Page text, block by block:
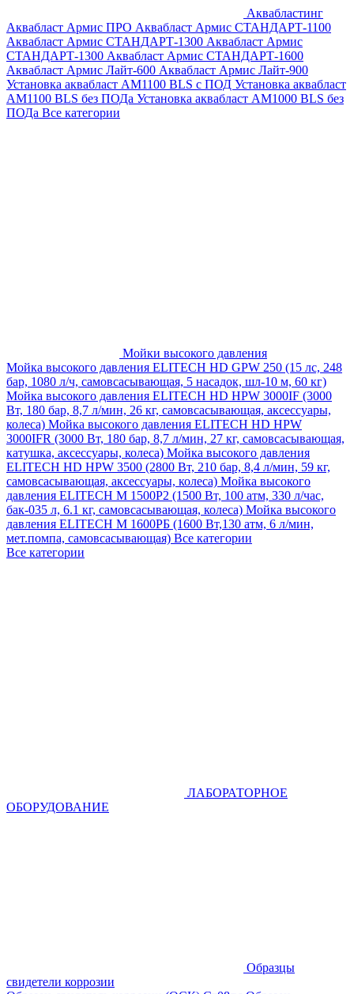
Аквабластинг
Аквабласт Армис ПРО Аквабласт Армис СТАНДАРТ-1100
Аквабласт Армис СТАНДАРТ-1300 Аквабласт Армис
СТАНДАРТ-1300 Аквабласт Армис СТАНДАРТ-1600
Аквабласт Армис Лайт-600 Аквабласт Армис Лайт-900
Установка аквабласт AM1100 BLS с ПОД Установка аквабласт
AM1100 BLS без ПОДа Установка аквабласт AM1000 BLS без
ПОДа Все категории
Мойки высокого давления
Мойка высокого давления ELITECH HD GPW 250 (15 лс, 248
бар, 1080 л/ч, самовсасывающая, 5 насадок, шл-10 м, 60 кг)
Мойка высокого давления ELITECH HD HPW 3000IF (3000
Вт, 180 бар, 8,7 л/мин, 26 кг, самовсасывающая, аксессуары,
колеса) Мойка высокого давления ELITECH HD HPW
3000IFR (3000 Вт, 180 бар, 8,7 л/мин, 27 кг, самовсасывающая,
катушка, аксессуары, колеса) Мойка высокого давления
ELITECH HD HPW 3500 (2800 Вт, 210 бар, 8,4 л/мин, 59 кг,
самовсасывающая, аксессуары, колеса) Мойка высокого
давления ELITECH M 1500P2 (1500 Вт, 100 атм, 330 л/час,
бак-035 л, 6.1 кг, самовсасывающая, колеса) Мойка высокого
давления ELITECH М 1600РБ (1600 Вт,130 атм, 6 л/мин,
мет.помпа, самовсасывающая) Все категории
Все категории
ЛАБОРАТОРНОЕ
ОБОРУДОВАНИЕ
Образцы
свидетели коррозии